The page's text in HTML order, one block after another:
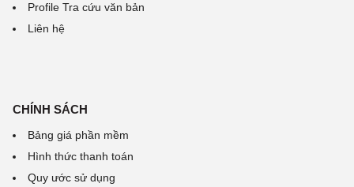
Profile Tra cứu văn bản
Liên hệ
CHÍNH SÁCH
Bảng giá phần mềm
Hình thức thanh toán
Quy ước sử dụng